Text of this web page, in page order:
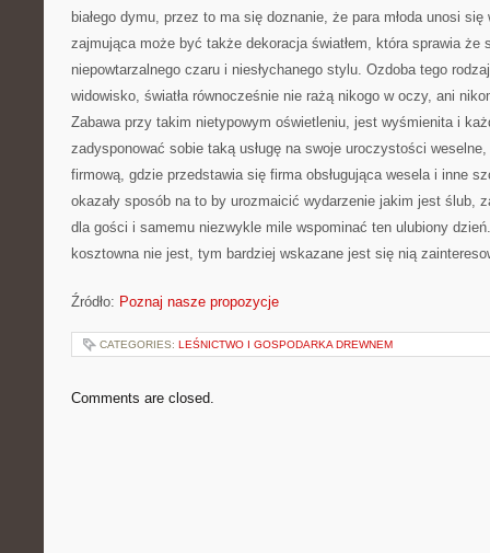
białego dymu, przez to ma się doznanie, że para młoda unosi się
zajmująca może być także dekoracja światłem, która sprawia że
niepowtarzalnego czaru i niesłychanego stylu. Ozdoba tego
widowisko, światła równocześnie nie rażą nikogo w oczy, ani
Zabawa przy takim nietypowym oświetleniu, jest wyśmienita i
zadysponować sobie taką usługę na swoje uroczystości
firmową, gdzie przedstawia się firma obsługująca wesela i inne
okazały sposób na to by urozmaicić wydarzenie jakim jest ślub,
dla gości i samemu niezwykle mile wspominać ten ulubiony
kosztowna nie jest, tym bardziej wskazane jest się nią
Źródło: Poznaj nasze propozycje
CATEGORIES: LEŚNICTWO I GOSPODARKA DREWNEM
Comments are closed.